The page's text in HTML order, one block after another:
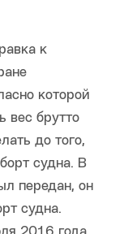
к
которой
вес брутто
до того,
судна. В
передан, он
судна.